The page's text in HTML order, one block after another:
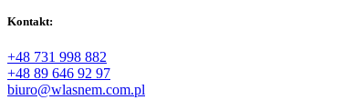
Kontakt:
+48 731 998 882
+48 89 646 92 97
biuro@wlasnem.com.pl